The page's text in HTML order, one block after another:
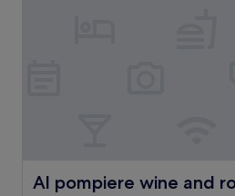
Al pompiere wine and
Al pompiere wine and rooms